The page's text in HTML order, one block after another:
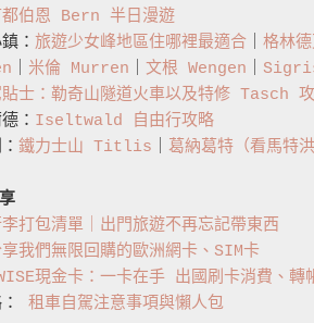
都伯恩 Bern 半日漫遊
： 旅遊少女峰地區住哪裡最適合
格林
米倫 Murren 文根 Wengen
貼士：勒奇山隧道火車以及特修 Tasch
： Iseltwald 自由行攻略
鐵力士山 Titlis 葛納葛特（看馬特
打包清單｜出門旅遊不再忘記帶東西
我們無限回購的歐洲網卡、SIM卡
現金卡：一卡在手 出國刷卡消費、
租車自駕注意事項與懶人包